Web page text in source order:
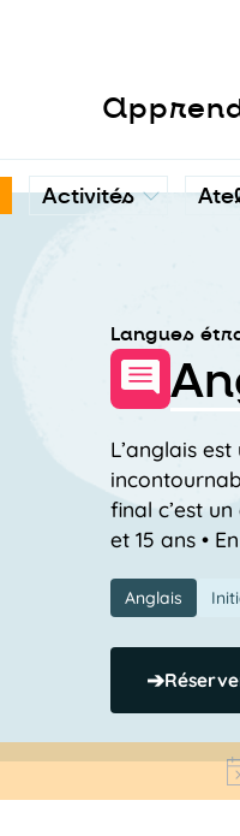
a
Activités
Langues
L’anglais
final c’est
et 15 ans •
Anglais
➔